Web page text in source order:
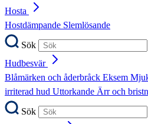
Hosta
Hostdämpande Slemlösande
Sök
Hudbesvär
Blåmärken och åderbråck Eksem
irriterad hud Uttorkande Ärr och
Sök